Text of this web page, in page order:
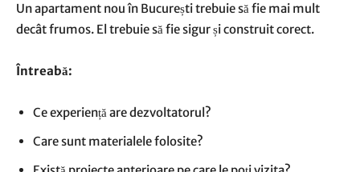
Un apartament nou în București trebuie să fie mai mult
decât frumos. El trebuie să fie sigur și construit corect.
Întreabă:
Ce experiență are dezvoltatorul?
Care sunt materialele folosite?